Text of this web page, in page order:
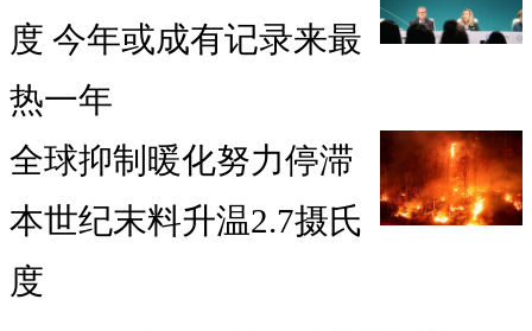
度 今年或成有记录来最
热一年
全球抑制暖化努力停滞
本世纪末料升温2.7摄氏
度